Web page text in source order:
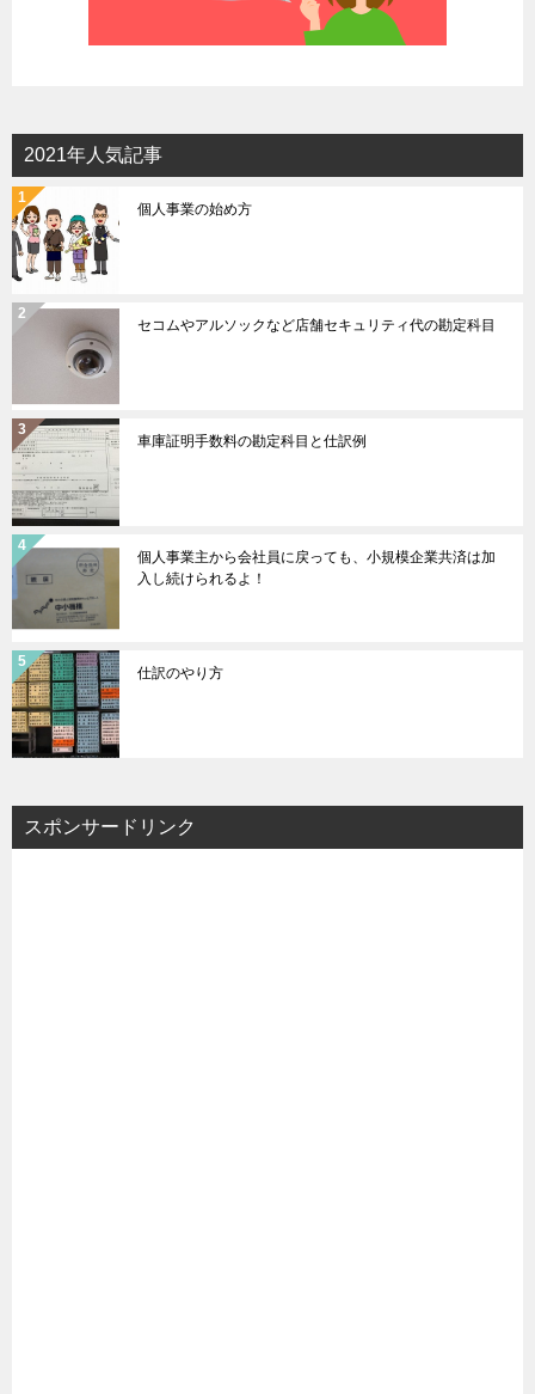
2021年人気記事
個人事業の始め方
セコムやアルソックなど店舗セキュリティ代の勘定科目
車庫証明手数料の勘定科目と仕訳例
個人事業主から会社員に戻っても、小規模企業共済は加
入し続けられるよ！
仕訳のやり方
スポンサードリンク